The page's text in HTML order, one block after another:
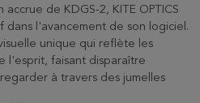
de KDGS-2, KITE OPTICS
dans l'avancement de son logiciel.
unique qui reflète les
l'esprit, faisant disparaître
à travers des jumelles